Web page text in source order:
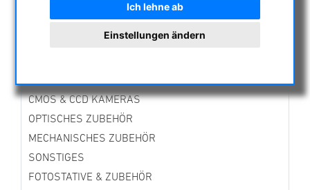
Ich lehne ab
Einstellungen ändern
SONNENBEOBACHTUNG
FERNGLÄSER, SPEKTIVE
CMOS & CCD KAMERAS
OPTISCHES ZUBEHÖR
MECHANISCHES ZUBEHÖR
SONSTIGES
FOTOSTATIVE & ZUBEHÖR